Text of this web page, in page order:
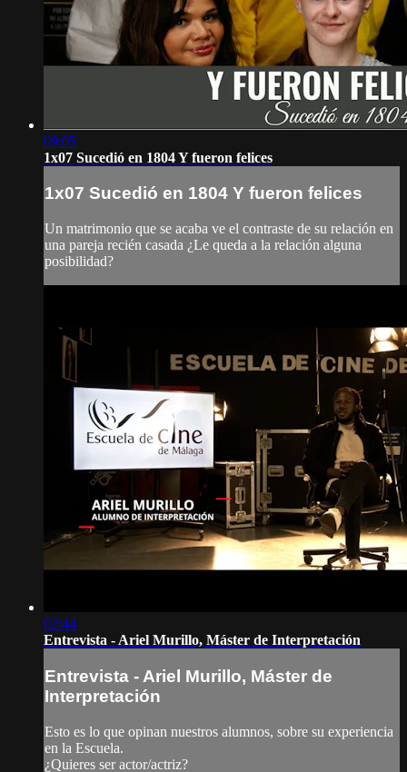
09:05
1x07 Sucedió en 1804 Y fueron felices
1x07 Sucedió en 1804 Y fueron felices
Un matrimonio que se acaba ve el contraste de su relación en
una pareja recién casada ¿Le queda a la relación alguna
posibilidad?
02:44
Entrevista - Ariel Murillo, Máster de Interpretación
Entrevista - Ariel Murillo, Máster de
Interpretación
Esto es lo que opinan nuestros alumnos, sobre su experiencia
en la Escuela.
¿Quieres ser actor/actriz?